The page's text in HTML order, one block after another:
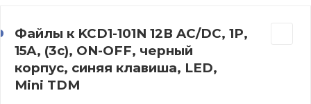
Файлы к KCD1-101N 12В AC/DC, 1P,
15А, (3с), ON-OFF, черный
корпус, синяя клавиша, LED,
Mini TDM